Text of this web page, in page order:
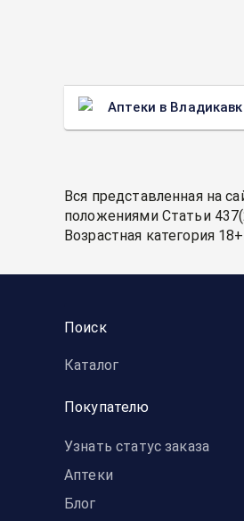
Аптеки в
Вся представленная на
положениями Статьи
Возрастная категория
Поиск
Каталог
Покупателю
Узнать статус заказа
Аптеки
Блог